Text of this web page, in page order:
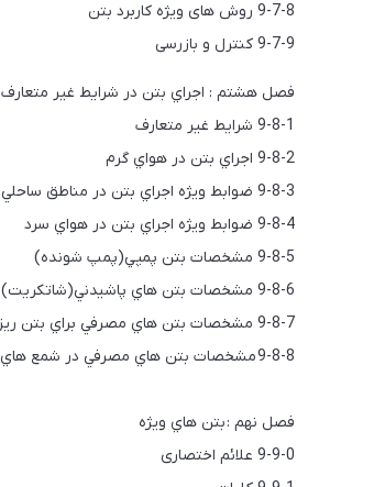
9-7-8 روش های ویژه کاربرد بتن
9-7-9 کنترل و بازرسی
فصل هشتم : اجراي بتن در شرايط غير متعارف
9-8-1 شرايط غير متعارف
9-8-2 اجراي بتن در هواي گرم
9-8-3 ضوابط ويژه اجراي بتن در مناطق ساحلي خليج فارس و درياي عمان
9-8-4 ضوابط ويژه اجراي بتن در هواي سرد
9-8-5 مشخصات بتن پمپي(پمپ شونده)
9-8-6 مشخصات بتن هاي پاشيدني(شاتكريت)
9-8-7 مشخصات بتن هاي مصرفي براي بتن ريزي از طريق ترمي(قيف و لوله)
9-8-8 مشخصات بتن هاي مصرفي در شمع هاي بتني در جاريز
فصل نهم : بتن هاي ويژه
9-9-0 علائم اختصاری